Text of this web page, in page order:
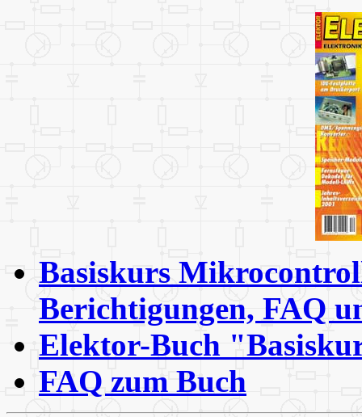
Basiskurs
Berichtigungen, FAQ
Elektor-Buch
FAQ zum Buch